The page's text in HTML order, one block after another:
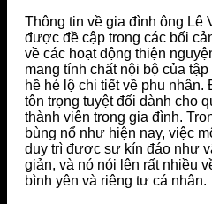
Thông tin về gia đình ông Lê
được đề cập trong các bối
về các hoạt động thiện
mang tính chất nội bộ của
hề hé lộ chi tiết về phu
tôn trọng tuyệt đối dành cho
thành viên trong gia đình.
bùng nổ như hiện nay, việc
duy trì được sự kín đáo như
giản, và nó nói lên rất nhiều
bình yên và riêng tư cá nhân.